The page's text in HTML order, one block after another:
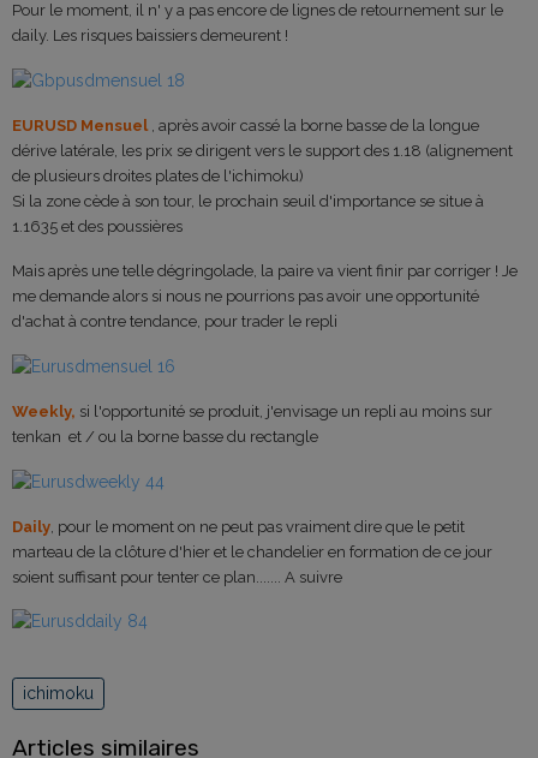
Pour le moment, il n' y a pas encore de lignes de retournement sur le
daily. Les risques baissiers demeurent !
EURUSD Mensuel , après avoir cassé la borne basse de la longue
dérive latérale, les prix se dirigent vers le support des 1.18 (alignement
de plusieurs droites plates de l'ichimoku)
Si la zone cède à son tour, le prochain seuil d'importance se situe à
1.1635 et des poussières
Mais après une telle dégringolade, la paire va vient finir par corriger ! Je
me demande alors si nous ne pourrions pas avoir une opportunité
d'achat à contre tendance, pour trader le repli
Weekly, si l'opportunité se produit, j'envisage un repli au moins sur
tenkan et / ou la borne basse du rectangle
Daily , pour le moment on ne peut pas vraiment dire que le petit
marteau de la clôture d'hier et le chandelier en formation de ce jour
soient suffisant pour tenter ce plan....... A suivre
ichimoku
Articles similaires